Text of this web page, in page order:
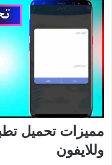
مميزات تحميل
وللايفون